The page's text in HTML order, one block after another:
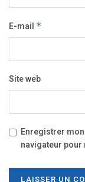
E-mail *
Site web
Enregistrer
navigateur